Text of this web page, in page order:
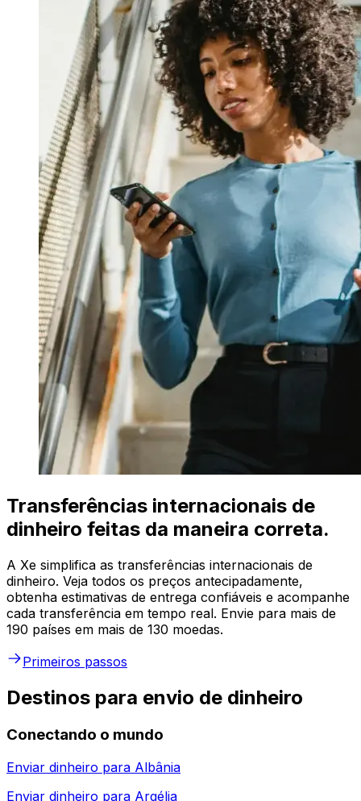
Transferências internacionais de
dinheiro feitas da maneira correta.
A Xe simplifica as transferências internacionais de
dinheiro. Veja todos os preços antecipadamente,
obtenha estimativas de entrega confiáveis e acompanhe
cada transferência em tempo real. Envie para mais de
190 países em mais de 130 moedas.
Primeiros passos
Destinos para envio de dinheiro
Conectando o mundo
Enviar dinheiro para Albânia
Enviar dinheiro para Argélia